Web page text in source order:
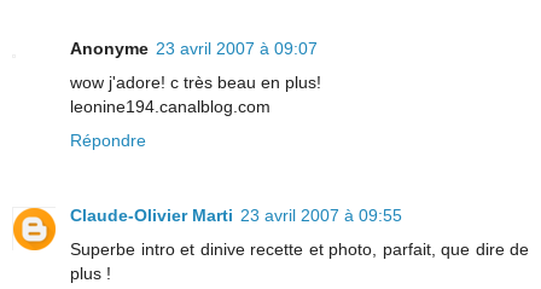
Anonyme 23 avril 2007 à 09:07
wow j'adore! c très beau en plus!
leonine194.canalblog.com
Répondre
Claude-Olivier Marti 23 avril 2007 à 09:55
Superbe intro et dinive recette et photo, parfait, que dire de
plus !